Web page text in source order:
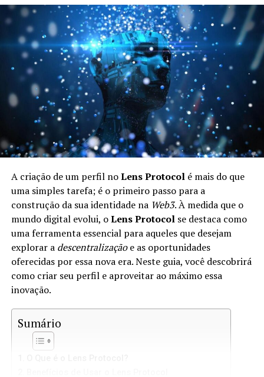
A criação de um perfil noLens Protocolé mais do que
uma simples tarefa; é o primeiro passo para a
construção da sua identidade na Web3. À medida que o
mundo digital evolui, oLens Protocolse destaca como
uma ferramenta essencial para aqueles que desejam
explorar a descentralizaçãoe as oportunidades
oferecidas por essa nova era. Neste guia, você descobrirá
como criar seu perfil e aproveitar ao máximo essa
inovação.
Sumário